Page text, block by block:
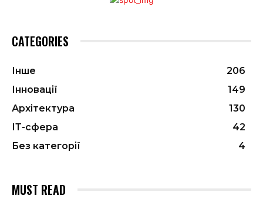
CATEGORIES
Інше
206
Інновації
149
Архітектура
130
ІТ-сфера
42
Без категорії
4
MUST READ